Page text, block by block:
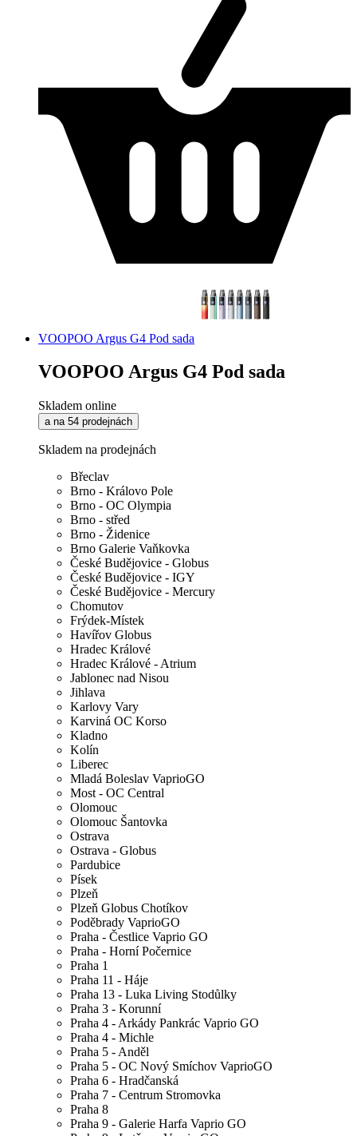
VOOPOO Argus G4 Pod sada
VOOPOO Argus G4 Pod sada
Skladem online
a na 54 prodejnách
Skladem na prodejnách
Břeclav
Brno - Královo Pole
Brno - OC Olympia
Brno - střed
Brno - Židenice
Brno Galerie Vaňkovka
České Budějovice - Globus
České Budějovice - IGY
České Budějovice - Mercury
Chomutov
Frýdek-Místek
Havířov Globus
Hradec Králové
Hradec Králové - Atrium
Jablonec nad Nisou
Jihlava
Karlovy Vary
Karviná OC Korso
Kladno
Kolín
Liberec
Mladá Boleslav VaprioGO
Most - OC Central
Olomouc
Olomouc Šantovka
Ostrava
Ostrava - Globus
Pardubice
Písek
Plzeň
Plzeň Globus Chotíkov
Poděbrady VaprioGO
Praha - Čestlice Vaprio GO
Praha - Horní Počernice
Praha 1
Praha 11 - Háje
Praha 13 - Luka Living Stodůlky
Praha 3 - Korunní
Praha 4 - Arkády Pankrác Vaprio GO
Praha 4 - Michle
Praha 5 - Anděl
Praha 5 - OC Nový Smíchov VaprioGO
Praha 6 - Hradčanská
Praha 7 - Centrum Stromovka
Praha 8
Praha 9 - Galerie Harfa Vaprio GO